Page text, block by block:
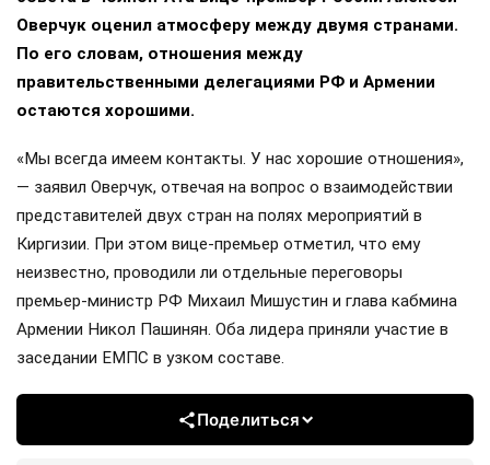
Оверчук оценил атмосферу между двумя странами.
По его словам, отношения между
правительственными делегациями РФ и Армении
остаются хорошими.
«Мы всегда имеем контакты. У нас хорошие отношения»,
— заявил Оверчук, отвечая на вопрос о взаимодействии
представителей двух стран на полях мероприятий в
Киргизии. При этом вице-премьер отметил, что ему
неизвестно, проводили ли отдельные переговоры
премьер-министр РФ Михаил Мишустин и глава кабмина
Армении Никол Пашинян. Оба лидера приняли участие в
заседании ЕМПС в узком составе.
Поделиться